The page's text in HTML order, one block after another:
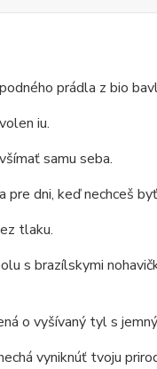
prádla z bio
iu.
samu seba.
dni, keď nechceš
tlaku.
s brazílskymi
o vyšívaný tyl s
vyniknúť tvoju